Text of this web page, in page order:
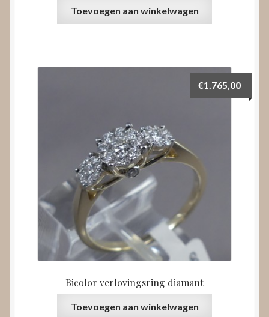
Toevoegen aan winkelwagen
Bicolor verlovingsring diamant
€1.765,00
Toevoegen aan winkelwagen